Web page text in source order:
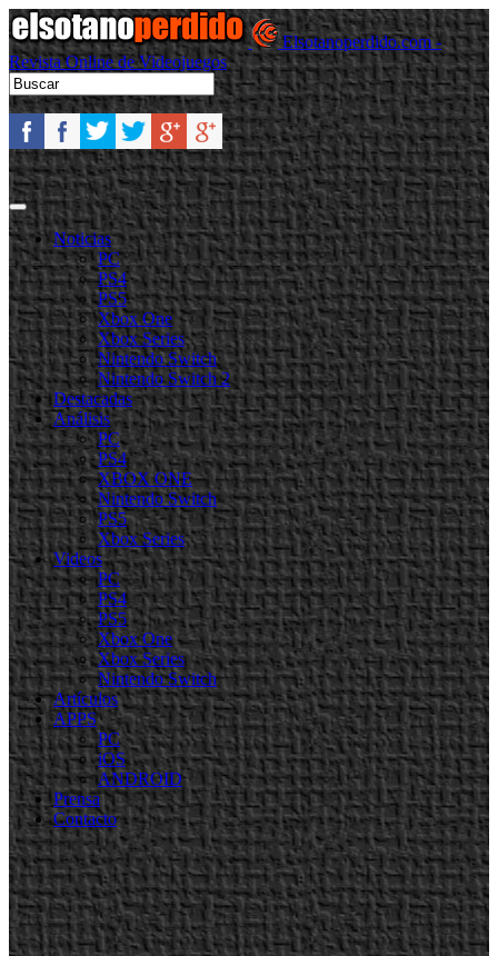
Elsotanoperdido.com -
Revista Online de Videojuegos
Noticias
PC
PS4
PS5
Xbox One
Xbox Series
Nintendo Switch
Nintendo Switch 2
Destacadas
Análisis
PC
PS4
XBOX ONE
Nintendo Switch
PS5
Xbox Series
Videos
PC
PS4
PS5
Xbox One
Xbox Series
Nintendo Switch
Artículos
APPS
PC
iOS
ANDROID
Prensa
Contacto